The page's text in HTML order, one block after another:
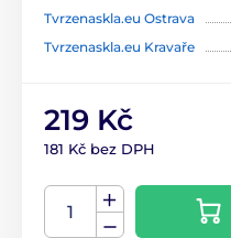
Tvrzenaskla.eu Ostrava
Tvrzenaskla.eu Kravaře
219 Kč
181 Kč bez DPH